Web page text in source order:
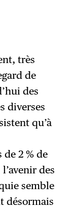
très
de
des
diverses
qu’à
2 % de
des
semble
désormais